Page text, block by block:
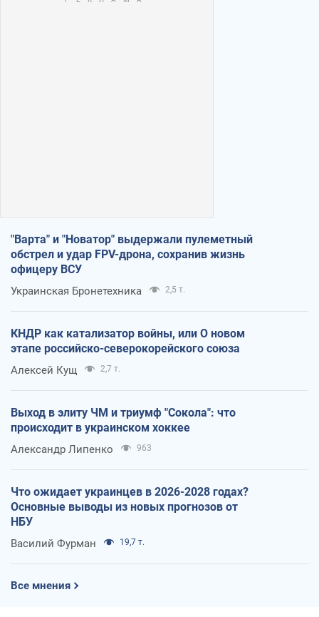
"Варта" и "Новатор" выдержали пулеметный
обстрел и удар FPV-дрона, сохранив жизнь
офицеру ВСУ
Украинская Бронетехника 2,5 т.
КНДР как катализатор войны, или О новом
этапе российско-северокорейского союза
Алексей Кущ 2,7 т.
Выход в элиту ЧМ и триумф "Сокола": что
происходит в украинском хоккее
Александр Липенко 963
Что ожидает украинцев в 2026-2028 годах?
Основные выводы из новых прогнозов от
НБУ
Василий Фурман 19,7 т.
Все мнения